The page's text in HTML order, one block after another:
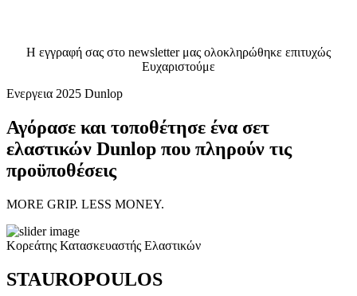
Η εγγραφή σας στο newsletter μας ολοκληρώθηκε επιτυχώς
Ευχαριστούμε
Ενεργεια 2025 Dunlop
Αγόρασε και τοποθέτησε ένα σετ
ελαστικών Dunlop που πληρούν τις
προϋποθέσεις
MORE GRIP. LESS MONEY.
Κορεάτης Κατασκευαστής Ελαστικών
STAUROPOULOS